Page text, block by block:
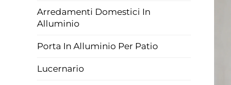
Arredamenti Domestici In
Alluminio
Porta In Alluminio Per Patio
Lucernario